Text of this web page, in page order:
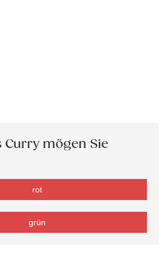
Curry mögen Sie
rot
grün